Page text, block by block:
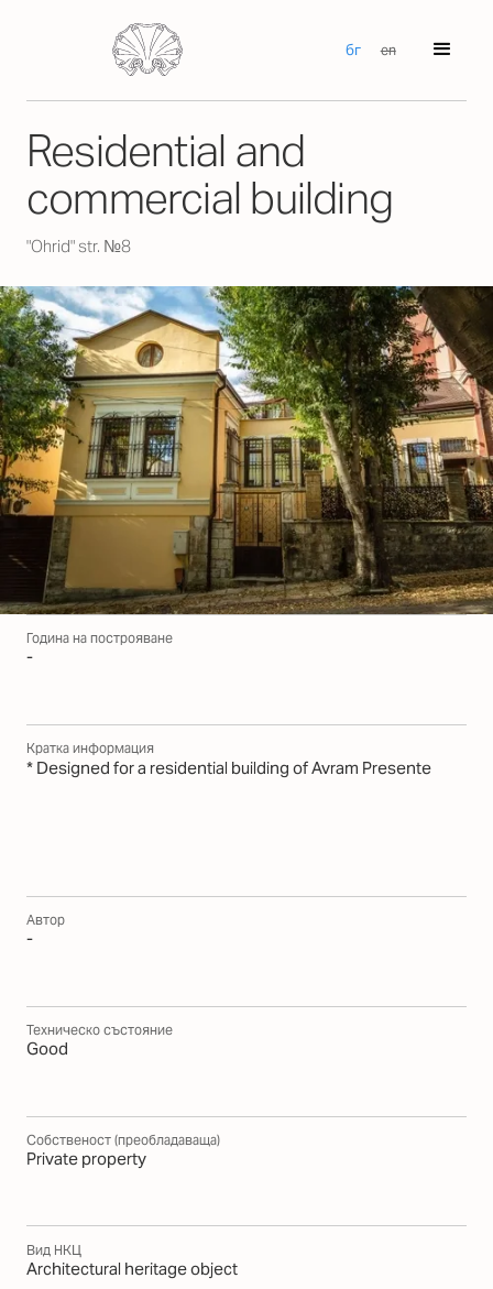
бг en
Residential and
commercial building
"Ohrid" str. №8
Година на построяване
-
Кратка информация
* Designed for a residential building of Avram Presente
Автор
-
Техническо състояние
Good
Собственост (преобладаваща)
Private property
Вид НКЦ
Architectural heritage object